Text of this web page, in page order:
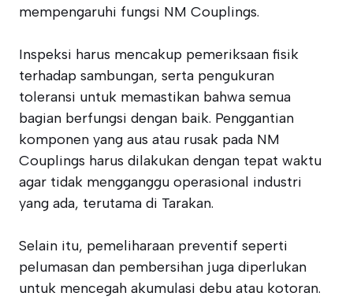
mempengaruhi fungsi NM Couplings.
Inspeksi harus mencakup pemeriksaan fisik
terhadap sambungan, serta pengukuran
toleransi untuk memastikan bahwa semua
bagian berfungsi dengan baik. Penggantian
komponen yang aus atau rusak pada NM
Couplings harus dilakukan dengan tepat waktu
agar tidak mengganggu operasional industri
yang ada, terutama di Tarakan.
Selain itu, pemeliharaan preventif seperti
pelumasan dan pembersihan juga diperlukan
untuk mencegah akumulasi debu atau kotoran.